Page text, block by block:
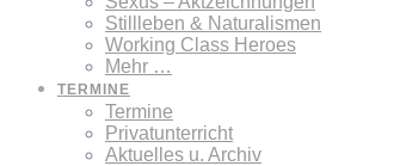
Stillleben & Naturalismen
Working Class Heroes
Mehr …
TERMINE
Termine
Privatunterricht
Aktuelles u. Archiv